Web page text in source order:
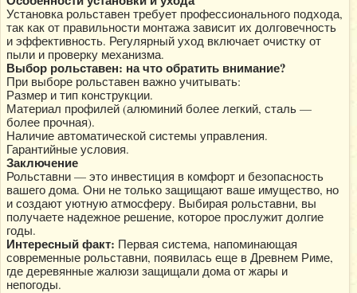
Установка рольставен требует профессионального подхода,
так как от правильности монтажа зависит их долговечность
и эффективность. Регулярный уход включает очистку от
пыли и проверку механизма.
Выбор рольставен: на что обратить внимание?
При выборе рольставен важно учитывать:
Размер и тип конструкции.
Материал профилей (алюминий более легкий, сталь —
более прочная).
Наличие автоматической системы управления.
Гарантийные условия.
Заключение
Рольставни — это инвестиция в комфорт и безопасность
вашего дома. Они не только защищают ваше имущество, но
и создают уютную атмосферу. Выбирая рольставни, вы
получаете надежное решение, которое прослужит долгие
годы.
Интересный факт: Первая система, напоминающая
современные рольставни, появилась еще в Древнем Риме,
где деревянные жалюзи защищали дома от жары и
непогоды.